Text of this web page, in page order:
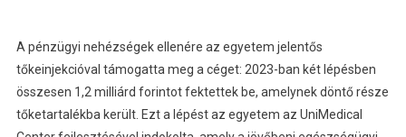
A pénzügyi nehézségek ellenére az egyetem jelentős
tőkeinjekcióval támogatta meg a céget: 2023-ban két lépésben
összesen 1,2 milliárd forintot fektettek be, amelynek döntő része
tőketartalékba került. Ezt a lépést az egyetem az UniMedical